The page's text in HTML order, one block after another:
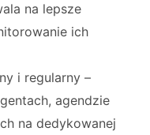
na lepsze
ich
i regularny –
agendzie
na dedykowanej